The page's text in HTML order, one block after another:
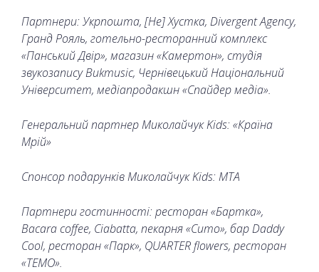
Партнери: Укрпошта, [Не] Хустка, Divergent Agency,
Гранд Рояль, готельно-ресторанний комплекс
«Панський Двір», магазин «Камертон», студія
звукозапису Bukmusiс, Чернівецький Національний
Університет, медіапродакшн «Спайдер медіа».
Генеральний партнер Миколайчук Kids: «Країна
Мрій»
Спонсор подарунків Миколайчук Kids: МТА
Партнери гостинності: ресторан «Бартка»,
Baсara сoffee, Сiabatta, пекарня «Сито», бар Daddy
Сool, ресторан «Парк», QUARTER flowers, ресторан
«ТЕМО».